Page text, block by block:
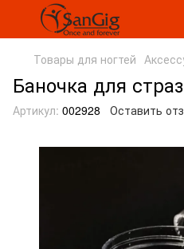
Товары для ногтей
Баночка для
Артикул: 002928 Оставить